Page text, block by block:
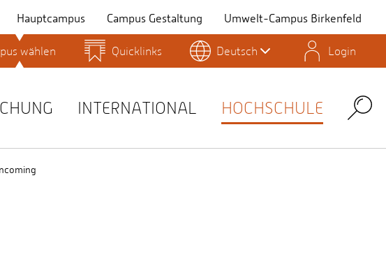
Hauptcampus Campus Gestaltung Umwelt-Campus Birkenfeld
Personensuche
Stud.IP
wählen Quicklinks Deutsch Login
INTERNATIONAL HOCHSCHULE Search